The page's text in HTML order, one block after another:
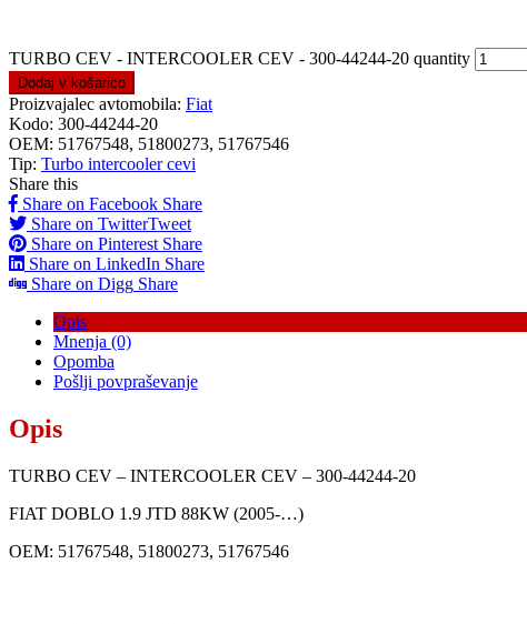
TURBO CEV - INTERCOOLER CEV - 300-44244-20 quantity
Dodaj v košarico
Proizvajalec avtomobila: Fiat
Kodo: 300-44244-20
OEM: 51767548, 51800273, 51767546
Tip: Turbo intercooler cevi
Share this
Share on Facebook Share
Share on TwitterTweet
Share on Pinterest Share
Share on LinkedIn Share
Share on Digg Share
Opis
Mnenja (0)
Opomba
Pošlji povpraševanje
Opis
TURBO CEV – INTERCOOLER CEV – 300-44244-20
FIAT DOBLO 1.9 JTD 88KW (2005-…)
OEM: 51767548, 51800273, 51767546